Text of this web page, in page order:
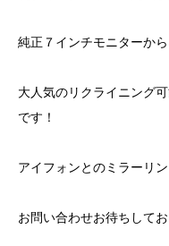
純正７インチモニターか
大人気のリクライニング
です！
アイフォンとのミラーリ
お問い合わせお待ちしてお